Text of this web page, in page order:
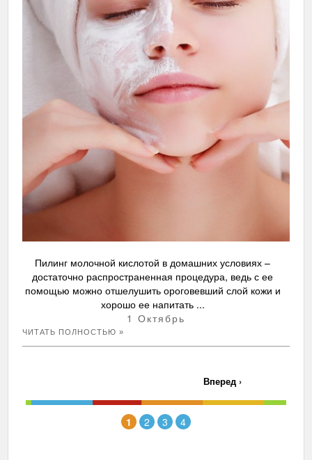
Пилинг молочной кислотой в домашних условиях –
достаточно распространенная процедура, ведь с ее
помощью можно отшелушить ороговевший слой кожи и
хорошо ее напитать ...
1 Октябрь
ЧИТАТЬ ПОЛНОСТЬЮ »
Вперед ›
1 2 3 4